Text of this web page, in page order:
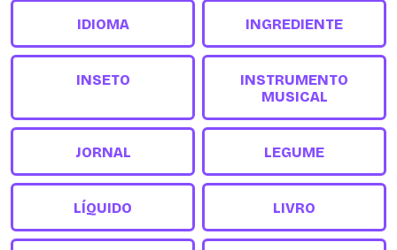
IDIOMA INGREDIENTE
INSETO
INSTRUMENTO
MUSICAL
JORNAL LEGUME
LÍQUIDO LIVRO